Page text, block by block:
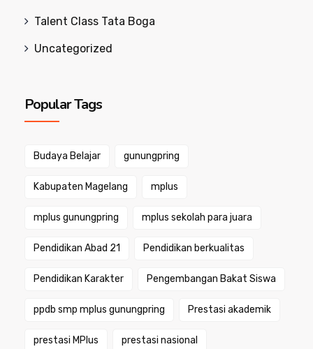
Talent Class Tata Boga
Uncategorized
Popular Tags
Budaya Belajar gunungpring
Kabupaten Magelang mplus
mplus gunungpring mplus sekolah para juara
Pendidikan Abad 21 Pendidikan berkualitas
Pendidikan Karakter Pengembangan Bakat Siswa
ppdb smp mplus gunungpring Prestasi akademik
prestasi MPlus prestasi nasional